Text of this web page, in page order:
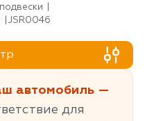
подвески
JSR0046
автомобиль —
для